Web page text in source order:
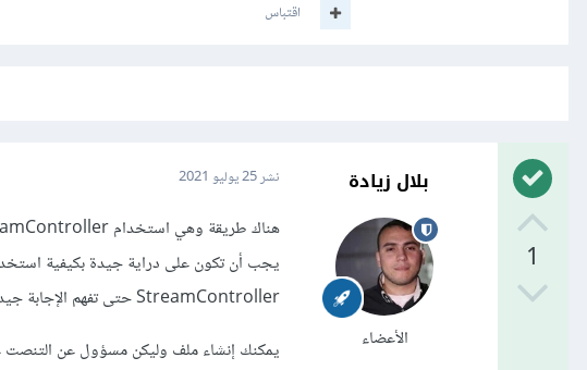
اقتباس
1
بلال زيادة
الأعضاء
نشر25 يوليو 2021
StreamController حتى تفهم الإجابة جيداً لأنه في الوهلة الأولى ستجد أن الأمر قد يكون فيه صعوبة
يمكنك إنشاء ملف وليكن مسؤول عن